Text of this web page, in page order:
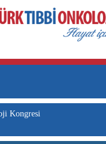
Kongresi